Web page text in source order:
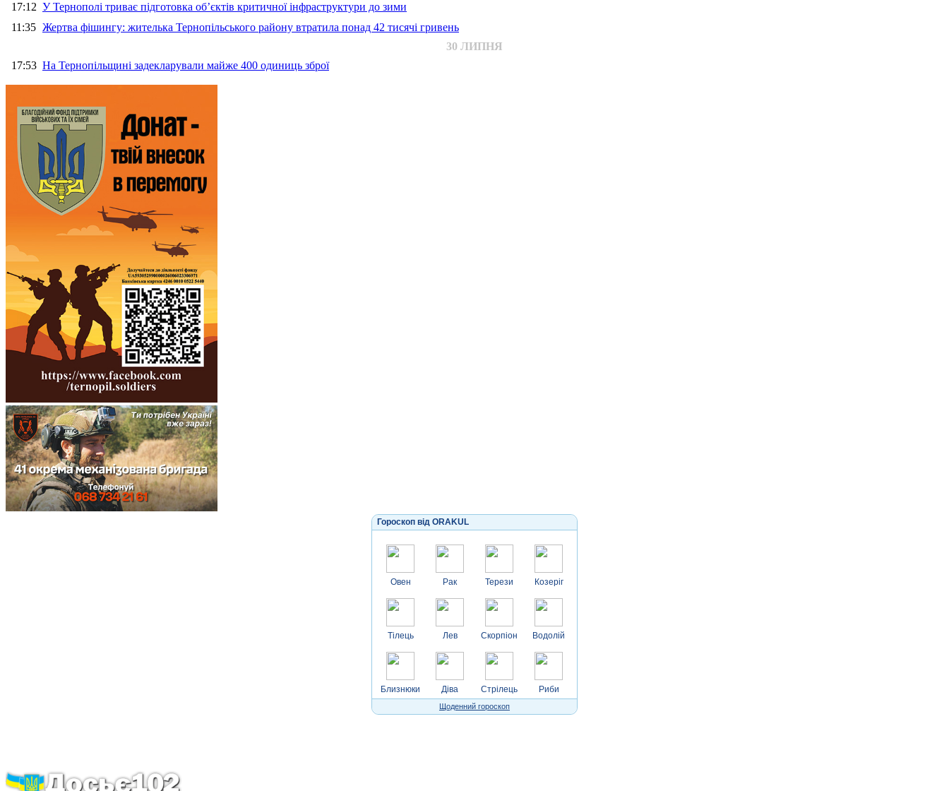
17:12 У Тернополі триває підготовка об’єктів критичної інфраструктури до зими
11:35 Жертва фішингу: жителька Тернопільського району втратила понад 42 тисячі гривень
30 ЛИПНЯ
17:53 На Тернопільщині задекларували майже 400 одиниць зброї
Гороскоп від ORAKUL
Овен
Тілець
Близнюки
Рак
Лев
Діва
Терези
Скорпіон
Стрілець
Козеріг
Водолій
Риби
Щоденний гороскоп